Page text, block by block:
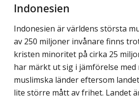
Indonesien
Indonesien är världens största
av 250 miljoner invånare finns
kristen minoritet på cirka 25
har märkt ut sig i jäm­förelse med
muslimska länder eftersom
lite större mått av frihet. Landet